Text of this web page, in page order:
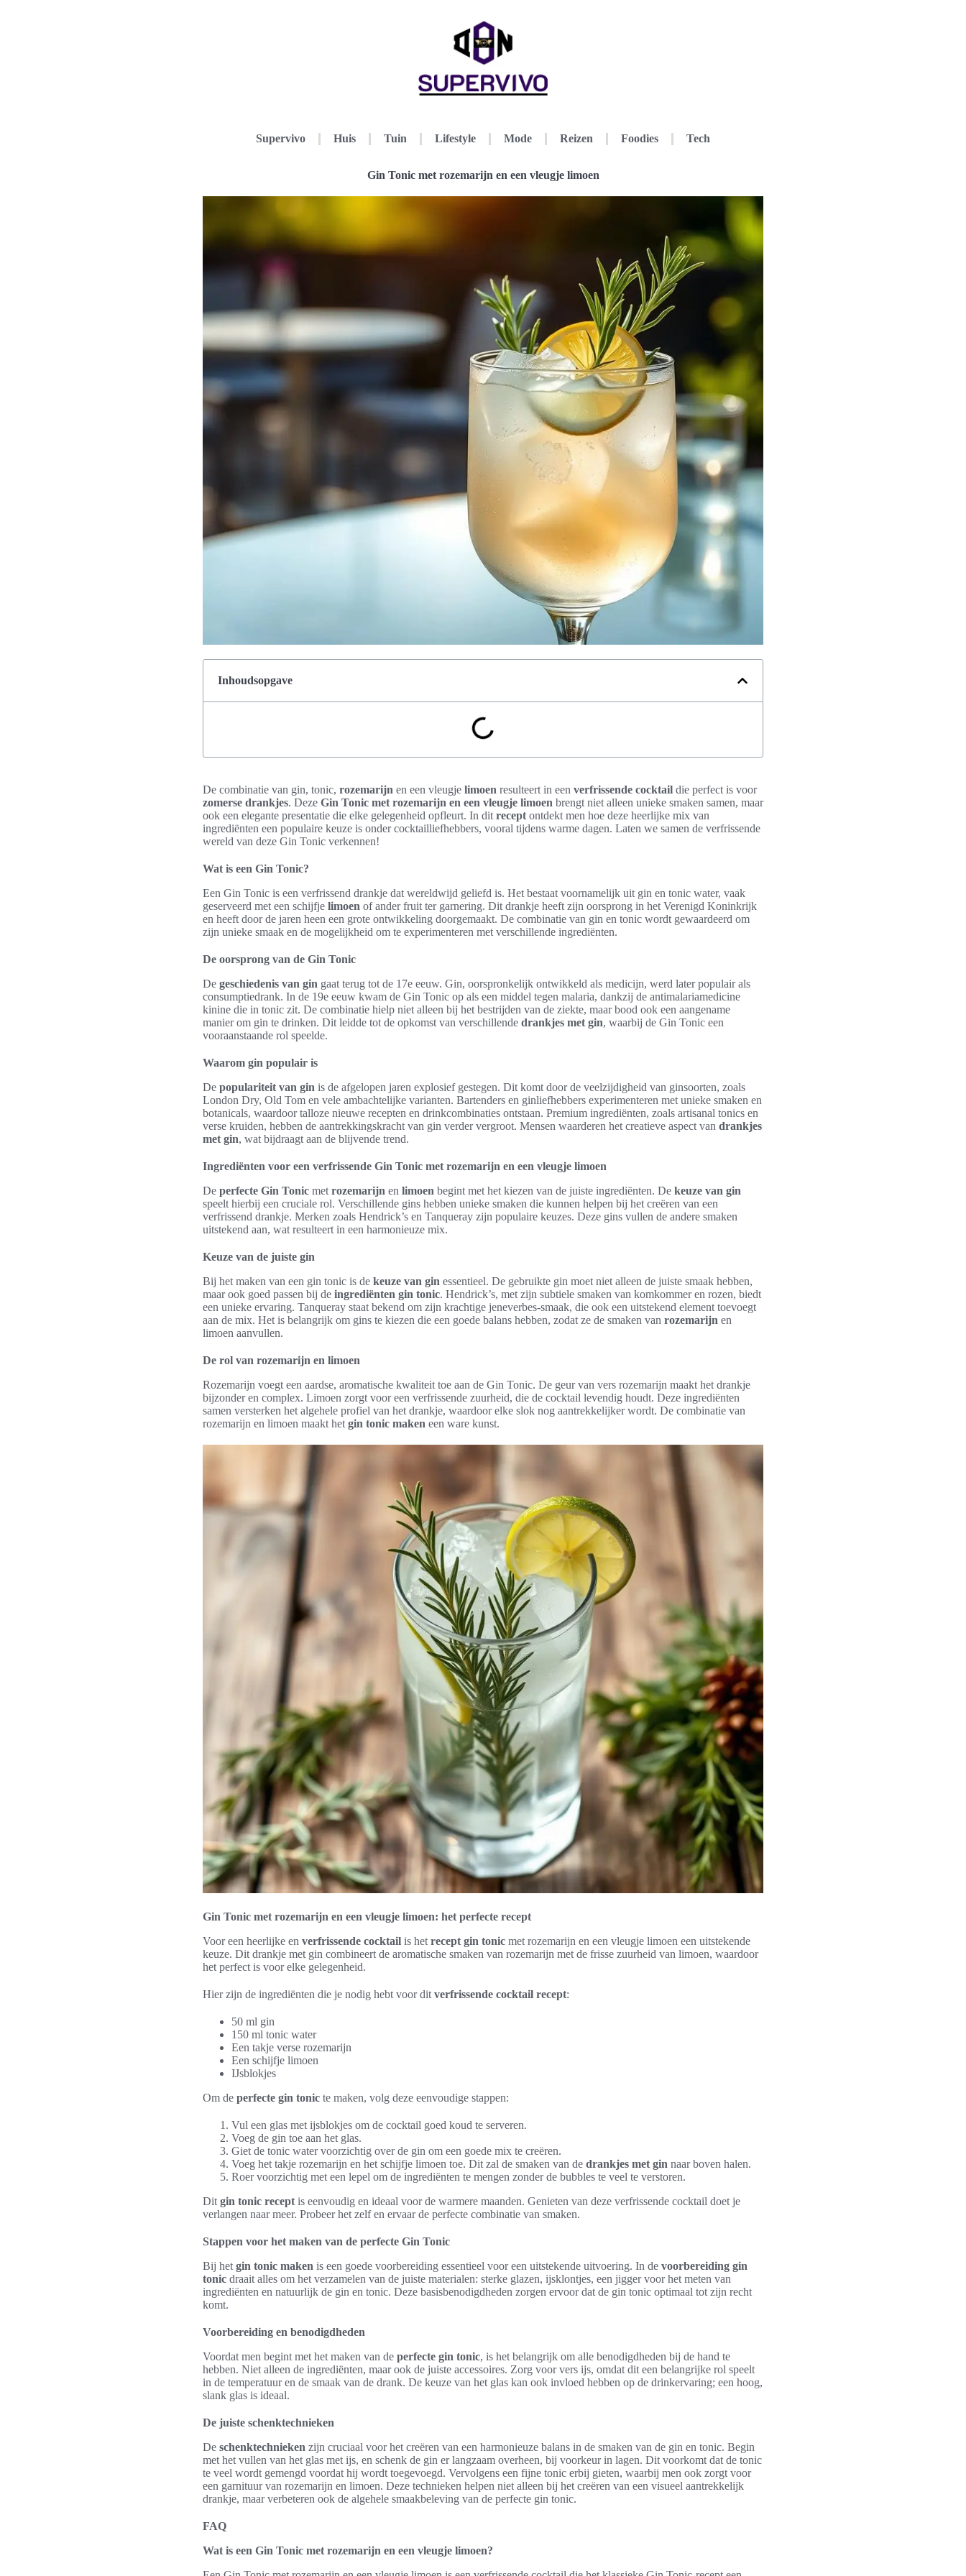
Supervivo Huis Tuin Lifestyle Mode Reizen Foodies Tech
Gin Tonic met rozemarijn en een vleugje limoen
Inhoudsopgave
De combinatie van gin, tonic, rozemarijn en een vleugje limoen resulteert in een verfrissende cocktail die perfect is voor
zomerse drankjes. Deze Gin Tonic met rozemarijn en een vleugje limoen brengt niet alleen unieke smaken samen, maar
ook een elegante presentatie die elke gelegenheid opfleurt. In dit recept ontdekt men hoe deze heerlijke mix van
ingrediënten een populaire keuze is onder cocktailliefhebbers, vooral tijdens warme dagen. Laten we samen de verfrissende
wereld van deze Gin Tonic verkennen!
Wat is een Gin Tonic?
Een Gin Tonic is een verfrissend drankje dat wereldwijd geliefd is. Het bestaat voornamelijk uit gin en tonic water, vaak
geserveerd met een schijfje limoen of ander fruit ter garnering. Dit drankje heeft zijn oorsprong in het Verenigd Koninkrijk
en heeft door de jaren heen een grote ontwikkeling doorgemaakt. De combinatie van gin en tonic wordt gewaardeerd om
zijn unieke smaak en de mogelijkheid om te experimenteren met verschillende ingrediënten.
De oorsprong van de Gin Tonic
De geschiedenis van gin gaat terug tot de 17e eeuw. Gin, oorspronkelijk ontwikkeld als medicijn, werd later populair als
consumptiedrank. In de 19e eeuw kwam de Gin Tonic op als een middel tegen malaria, dankzij de antimalariamedicine
kinine die in tonic zit. De combinatie hielp niet alleen bij het bestrijden van de ziekte, maar bood ook een aangename
manier om gin te drinken. Dit leidde tot de opkomst van verschillende drankjes met gin, waarbij de Gin Tonic een
vooraanstaande rol speelde.
Waarom gin populair is
De populariteit van gin is de afgelopen jaren explosief gestegen. Dit komt door de veelzijdigheid van ginsoorten, zoals
London Dry, Old Tom en vele ambachtelijke varianten. Bartenders en ginliefhebbers experimenteren met unieke smaken en
botanicals, waardoor talloze nieuwe recepten en drinkcombinaties ontstaan. Premium ingrediënten, zoals artisanal tonics en
verse kruiden, hebben de aantrekkingskracht van gin verder vergroot. Mensen waarderen het creatieve aspect van drankjes
met gin, wat bijdraagt aan de blijvende trend.
Ingrediënten voor een verfrissende Gin Tonic met rozemarijn en een vleugje limoen
De perfecte Gin Tonic met rozemarijn en limoen begint met het kiezen van de juiste ingrediënten. De keuze van gin
speelt hierbij een cruciale rol. Verschillende gins hebben unieke smaken die kunnen helpen bij het creëren van een
verfrissend drankje. Merken zoals Hendrick’s en Tanqueray zijn populaire keuzes. Deze gins vullen de andere smaken
uitstekend aan, wat resulteert in een harmonieuze mix.
Keuze van de juiste gin
Bij het maken van een gin tonic is de keuze van gin essentieel. De gebruikte gin moet niet alleen de juiste smaak hebben,
maar ook goed passen bij de ingrediënten gin tonic. Hendrick’s, met zijn subtiele smaken van komkommer en rozen, biedt
een unieke ervaring. Tanqueray staat bekend om zijn krachtige jeneverbes-smaak, die ook een uitstekend element toevoegt
aan de mix. Het is belangrijk om gins te kiezen die een goede balans hebben, zodat ze de smaken van rozemarijn en
limoen aanvullen.
De rol van rozemarijn en limoen
Rozemarijn voegt een aardse, aromatische kwaliteit toe aan de Gin Tonic. De geur van vers rozemarijn maakt het drankje
bijzonder en complex. Limoen zorgt voor een verfrissende zuurheid, die de cocktail levendig houdt. Deze ingrediënten
samen versterken het algehele profiel van het drankje, waardoor elke slok nog aantrekkelijker wordt. De combinatie van
rozemarijn en limoen maakt het gin tonic maken een ware kunst.
Gin Tonic met rozemarijn en een vleugje limoen: het perfecte recept
Voor een heerlijke en verfrissende cocktail is het recept gin tonic met rozemarijn en een vleugje limoen een uitstekende
keuze. Dit drankje met gin combineert de aromatische smaken van rozemarijn met de frisse zuurheid van limoen, waardoor
het perfect is voor elke gelegenheid.
Hier zijn de ingrediënten die je nodig hebt voor dit verfrissende cocktail recept:
50 ml gin
150 ml tonic water
Een takje verse rozemarijn
Een schijfje limoen
IJsblokjes
Om de perfecte gin tonic te maken, volg deze eenvoudige stappen:
Vul een glas met ijsblokjes om de cocktail goed koud te serveren.
Voeg de gin toe aan het glas.
Giet de tonic water voorzichtig over de gin om een goede mix te creëren.
Voeg het takje rozemarijn en het schijfje limoen toe. Dit zal de smaken van de drankjes met gin naar boven halen.
Roer voorzichtig met een lepel om de ingrediënten te mengen zonder de bubbles te veel te verstoren.
Dit gin tonic recept is eenvoudig en ideaal voor de warmere maanden. Genieten van deze verfrissende cocktail doet je
verlangen naar meer. Probeer het zelf en ervaar de perfecte combinatie van smaken.
Stappen voor het maken van de perfecte Gin Tonic
Bij het gin tonic maken is een goede voorbereiding essentieel voor een uitstekende uitvoering. In de voorbereiding gin
tonic draait alles om het verzamelen van de juiste materialen: sterke glazen, ijsklontjes, een jigger voor het meten van
ingrediënten en natuurlijk de gin en tonic. Deze basisbenodigdheden zorgen ervoor dat de gin tonic optimaal tot zijn recht
komt.
Voorbereiding en benodigdheden
Voordat men begint met het maken van de perfecte gin tonic, is het belangrijk om alle benodigdheden bij de hand te
hebben. Niet alleen de ingrediënten, maar ook de juiste accessoires. Zorg voor vers ijs, omdat dit een belangrijke rol speelt
in de temperatuur en de smaak van de drank. De keuze van het glas kan ook invloed hebben op de drinkervaring; een hoog,
slank glas is ideaal.
De juiste schenktechnieken
De schenktechnieken zijn cruciaal voor het creëren van een harmonieuze balans in de smaken van de gin en tonic. Begin
met het vullen van het glas met ijs, en schenk de gin er langzaam overheen, bij voorkeur in lagen. Dit voorkomt dat de tonic
te veel wordt gemengd voordat hij wordt toegevoegd. Vervolgens een fijne tonic erbij gieten, waarbij men ook zorgt voor
een garnituur van rozemarijn en limoen. Deze technieken helpen niet alleen bij het creëren van een visueel aantrekkelijk
drankje, maar verbeteren ook de algehele smaakbeleving van de perfecte gin tonic.
FAQ
Wat is een Gin Tonic met rozemarijn en een vleugje limoen?